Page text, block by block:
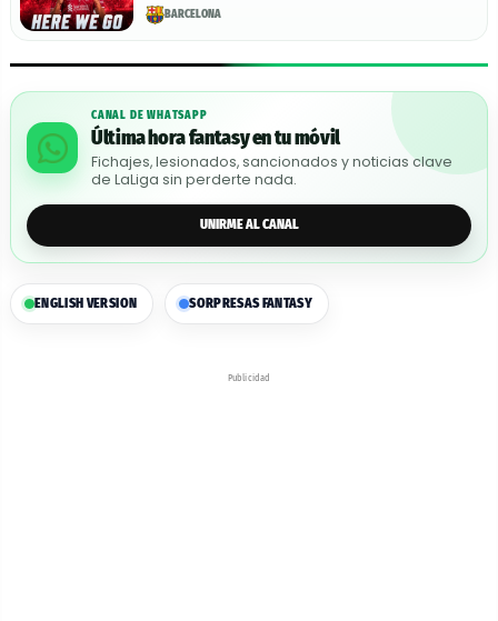
BARCELONA
CANAL DE WHATSAPP
Última hora fantasy en tu móvil
Fichajes, lesionados, sancionados y noticias clave
de LaLiga sin perderte nada.
UNIRME AL CANAL
ENGLISH VERSION SORPRESAS FANTASY
Publicidad